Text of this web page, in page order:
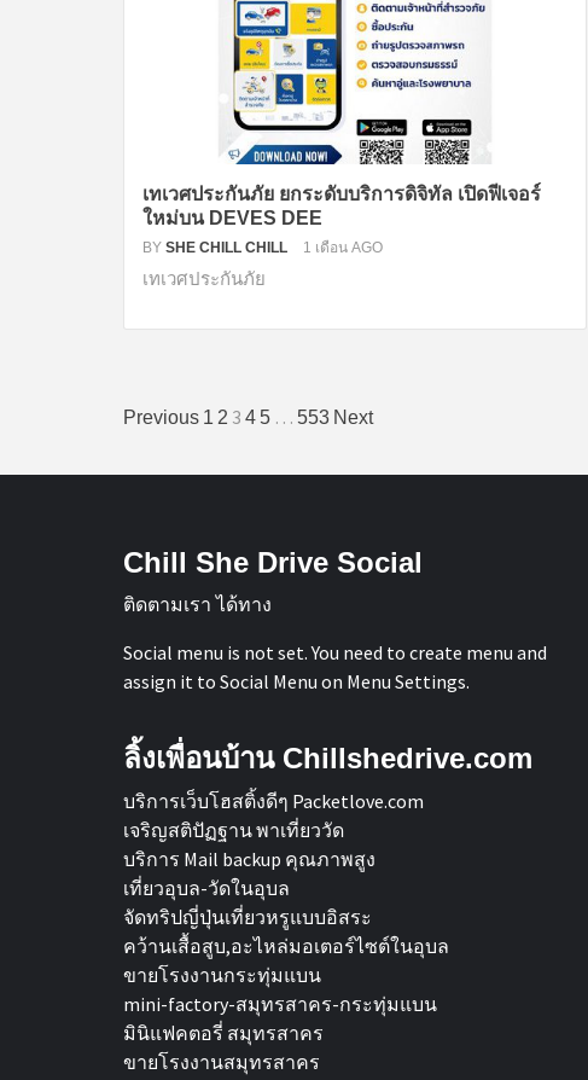
เทเวศประกันภัย ยกระดับบริการดิจิทัล เปิดฟีเจอร์
ใหม่บน DEVES DEE
BY SHE CHILL CHILL 1 เดือน AGO
เทเวศประกันภัย
เมนู
Previous 1 2 3 4 5 … 553 Next
Chill She Drive Social
ติดตามเรา ได้ทาง
Social menu is not set. You need to create menu and
assign it to Social Menu on Menu Settings.
ลิ้งเพื่อนบ้าน Chillshedrive.com
บริการเว็บโฮสติ้งดีๆ Packetlove.com
เจริญสติปัฏฐาน พาเที่ยววัด
บริการ Mail backup คุณภาพสูง
เที่ยวอุบล-วัดในอุบล
จัดทริปญี่ปุ่นเที่ยวหรูแบบอิสระ
คว้านเสื้อสูบ,อะไหล่มอเตอร์ไซต์ในอุบล
ขายโรงงานกระทุ่มแบน
mini-factory-สมุทรสาคร-กระทุ่มแบน
มินิแฟคตอรี่ สมุทรสาคร
ขายโรงงานสมุทรสาคร